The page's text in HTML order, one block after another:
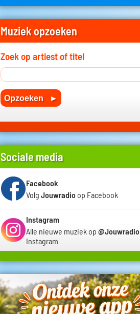
Muziek opzoeken
Zoek op artiest of titel
Sociale media
Facebook
Volg Jouwradio op Facebook
Instagram
Alle nieuwe muziek op @Jouwradio
Instagram